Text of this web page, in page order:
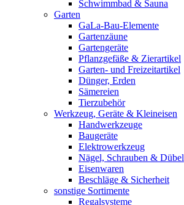
Schwimmbad & Sauna
Garten
GaLa-Bau-Elemente
Gartenzäune
Gartengeräte
Pflanzgefäße & Zierartikel
Garten- und Freizeitartikel
Dünger, Erden
Sämereien
Tierzubehör
Werkzeug, Geräte & Kleineisen
Handwerkzeuge
Baugeräte
Elektrowerkzeug
Nägel, Schrauben & Dübel
Eisenwaren
Beschläge & Sicherheit
sonstige Sortimente
Regalsysteme